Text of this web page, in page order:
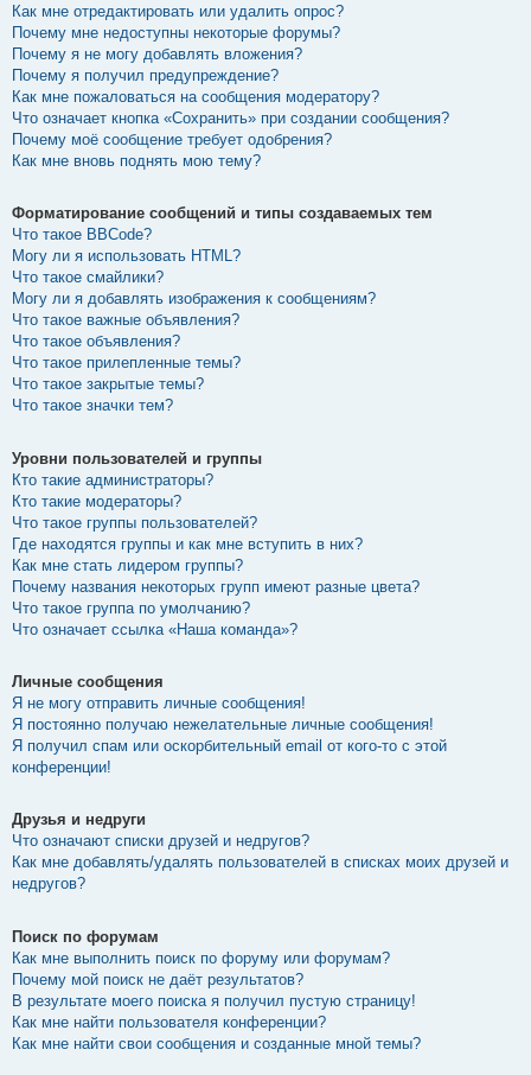
Как мне отредактировать или удалить опрос?
Почему мне недоступны некоторые форумы?
Почему я не могу добавлять вложения?
Почему я получил предупреждение?
Как мне пожаловаться на сообщения модератору?
Что означает кнопка «Сохранить» при создании сообщения?
Почему моё сообщение требует одобрения?
Как мне вновь поднять мою тему?
Форматирование сообщений и типы создаваемых тем
Что такое BBCode?
Могу ли я использовать HTML?
Что такое смайлики?
Могу ли я добавлять изображения к сообщениям?
Что такое важные объявления?
Что такое объявления?
Что такое прилепленные темы?
Что такое закрытые темы?
Что такое значки тем?
Уровни пользователей и группы
Кто такие администраторы?
Кто такие модераторы?
Что такое группы пользователей?
Где находятся группы и как мне вступить в них?
Как мне стать лидером группы?
Почему названия некоторых групп имеют разные цвета?
Что такое группа по умолчанию?
Что означает ссылка «Наша команда»?
Личные сообщения
Я не могу отправить личные сообщения!
Я постоянно получаю нежелательные личные сообщения!
Я получил спам или оскорбительный email от кого-то с этой
конференции!
Друзья и недруги
Что означают списки друзей и недругов?
Как мне добавлять/удалять пользователей в списках моих друзей и
недругов?
Поиск по форумам
Как мне выполнить поиск по форуму или форумам?
Почему мой поиск не даёт результатов?
В результате моего поиска я получил пустую страницу!
Как мне найти пользователя конференции?
Как мне найти свои сообщения и созданные мной темы?